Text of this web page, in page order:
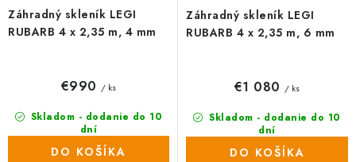
Záhradný skleník LEGI
RUBARB 4 x 2,35 m, 4 mm
Skladom - dodanie do 10
dní
(36 ks)
€990 / ks
DO KOŠÍKA
Záhradný skleník LEGI
RUBARB 4 x 2,35 m, 6 mm
Skladom - dodanie do 10
dní
(43 ks)
€1 080 / ks
DO KOŠÍKA